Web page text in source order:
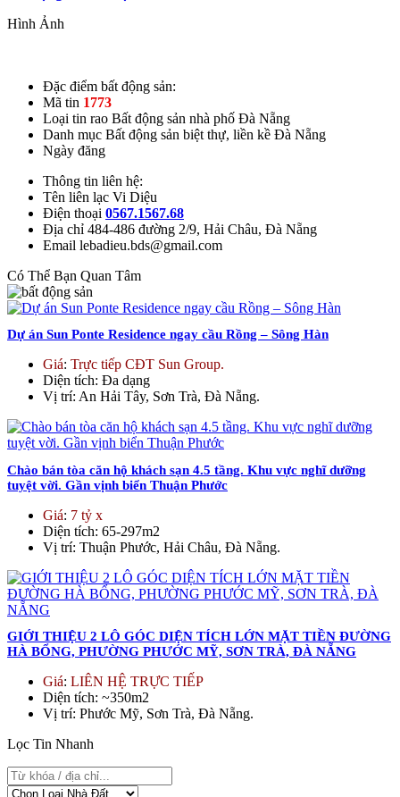
Hình Ảnh
Đặc điểm bất động sản:
Mã tin 1773
Loại tin rao Bất động sản nhà phố Đà Nẵng
Danh mục Bất động sản biệt thự, liền kề Đà Nẵng
Ngày đăng
Thông tin liên hệ:
Tên liên lạc Vi Diệu
Điện thoại 0567.1567.68
Địa chỉ 484-486 đường 2/9, Hải Châu, Đà Nẵng
Email lebadieu.bds@gmail.com
Có Thể Bạn Quan Tâm
Dự án Sun Ponte Residence ngay cầu Rồng – Sông Hàn
Giá: Trực tiếp CĐT Sun Group.
Diện tích: Đa dạng
Vị trí: An Hải Tây, Sơn Trà, Đà Nẵng.
Chào bán tòa căn hộ khách sạn 4.5 tầng. Khu vực nghĩ dưỡng
tuyệt vời. Gần vịnh biển Thuận Phước
Giá: 7 tỷ x
Diện tích: 65-297m2
Vị trí: Thuận Phước, Hải Châu, Đà Nẵng.
GIỚI THIỆU 2 LÔ GÓC DIỆN TÍCH LỚN MẶT TIỀN ĐƯỜNG
HÀ BỔNG, PHƯỜNG PHƯỚC MỸ, SƠN TRÀ, ĐÀ NẴNG
Giá: LIÊN HỆ TRỰC TIẾP
Diện tích: ~350m2
Vị trí: Phước Mỹ, Sơn Trà, Đà Nẵng.
Lọc Tin Nhanh